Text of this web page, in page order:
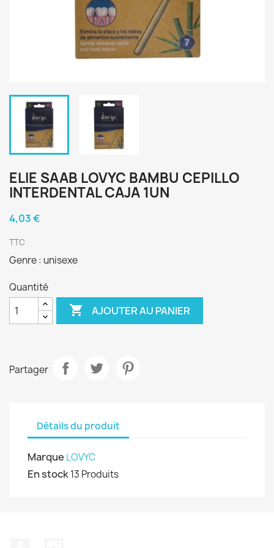
ELIE SAAB LOVYC BAMBU CEPILLO
INTERDENTAL CAJA 1UN
4,03 €
TTC
Genre : unisexe
Quantité
 AJOUTER AU PANIER
Partager
Détails du produit
Marque LOVYC
En stock13 Produits